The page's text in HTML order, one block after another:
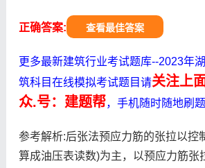
正确答案: 查看最佳答案
更多最新建筑行业考试题库--2023年
筑科目在线模拟考试题目请关注上
众.号：建题帮，手机随时随地刷
参考解析:后张法预应力筋的张拉以控
算成油压表读数)为主，以预应力筋张